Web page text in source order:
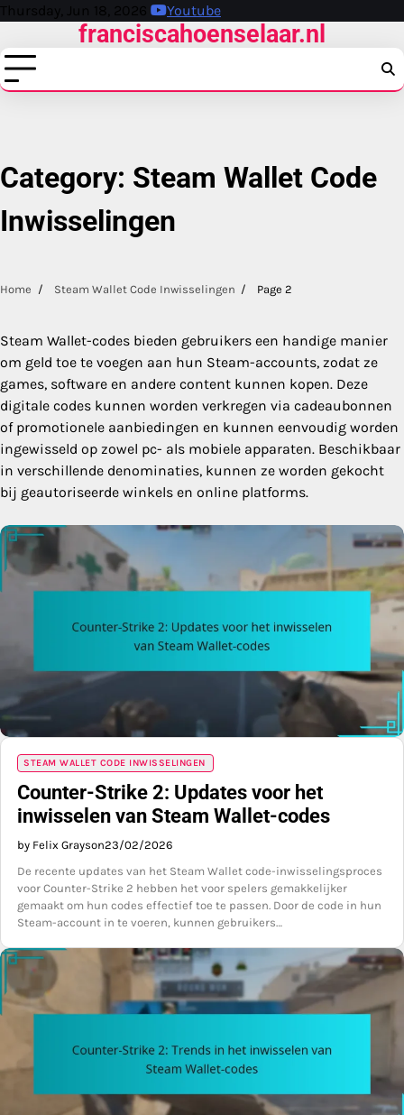
Skip
content
Thursday, Jun 18, 2026 Youtube
franciscahoenselaar.nl
Category: Steam Wallet Code
Inwisselingen
Home Steam Wallet Code Inwisselingen Page 2
Steam Wallet-codes bieden gebruikers een handige manier
om geld toe te voegen aan hun Steam-accounts, zodat ze
games, software en andere content kunnen kopen. Deze
digitale codes kunnen worden verkregen via cadeaubonnen
of promotionele aanbiedingen en kunnen eenvoudig worden
ingewisseld op zowel pc- als mobiele apparaten. Beschikbaar
in verschillende denominaties, kunnen ze worden gekocht
bij geautoriseerde winkels en online platforms.
STEAM WALLET CODE INWISSELINGEN
Counter-Strike 2: Updates voor het
inwisselen van Steam Wallet-codes
by Felix Grayson23/02/2026
De recente updates van het Steam Wallet code-inwisselingsproces
voor Counter-Strike 2 hebben het voor spelers gemakkelijker
gemaakt om hun codes effectief toe te passen. Door de code in hun
Steam-account in te voeren, kunnen gebruikers…